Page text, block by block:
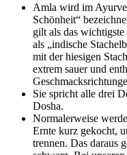
Amla wird im
Schönheit“
gilt als das
als „indische
mit der hiesigen
extrem sauer und
Sie spricht alle drei
Dosha.
Normalerweise
Ernte kurz gekocht,
trennen. Das daraus